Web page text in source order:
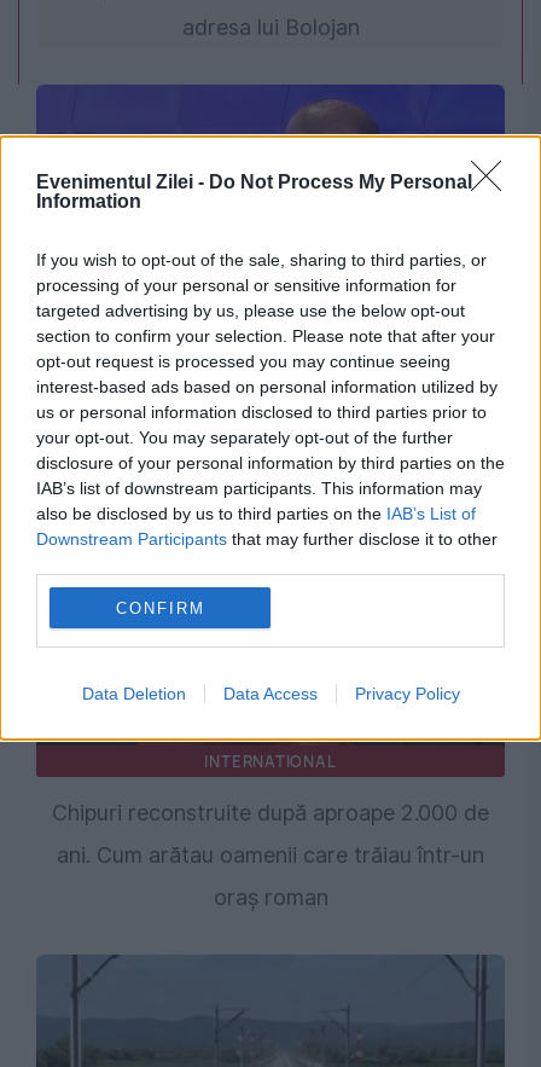
Evenimentul Zilei - Do Not Process My Personal
Information
If you wish to opt-out of the sale, sharing to third parties, or
processing of your personal or sensitive information for
targeted advertising by us, please use the below opt-out
section to confirm your selection. Please note that after your
opt-out request is processed you may continue seeing
interest-based ads based on personal information utilized by
us or personal information disclosed to third parties prior to
your opt-out. You may separately opt-out of the further
disclosure of your personal information by third parties on the
IAB’s list of downstream participants. This information may
also be disclosed by us to third parties on the IAB’s List of
Downstream Participants that may further disclose it to other
CONFIRM
Data Deletion Data Access Privacy Policy
adresa lui Bolojan
SPORT
Centura lui Lucian Bute ajunge la Muzeul
Național de Istorie. Ce alte obiecte a donat
fostul pugilist
INTERNATIONAL
Chipuri reconstruite după aproape 2.000 de
ani. Cum arătau oamenii care trăiau într-un
oraș roman